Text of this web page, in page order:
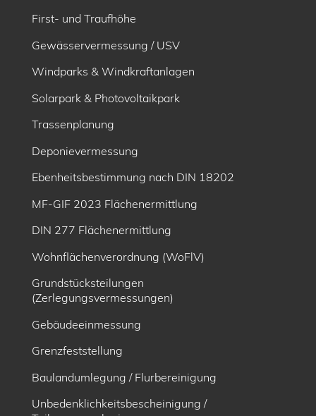
First- und Traufhöhe
Gewässervermessung / USV
Windparks & Windkraftanlagen
Solarpark & Photovoltaikpark
Trassenplanung
Deponievermessung
Ebenheitsbe­stimmung nach DIN 18202
MF-GIF 2023 Flächenermittlung
DIN 277 Flächenermittlung
Wohnflächenverordnung (WoFlV)
Grundstücksteilungen
(Zerlegungsvermessungen)
Gebäudeeinmessung
Grenzfeststellung
Baulandumlegung / Flurbereinigung
Unbedenklichkeitsbescheinigung /